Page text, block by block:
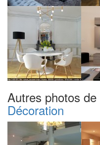
Autres photos de
Décoration